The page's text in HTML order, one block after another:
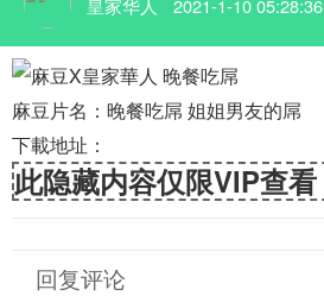
皇家华人 2021-1-10 05:28:36
麻豆片名：晚餐吃屌 姐姐男友的屌
下載地址：
此隐藏内容仅限VIP查看
回复评论